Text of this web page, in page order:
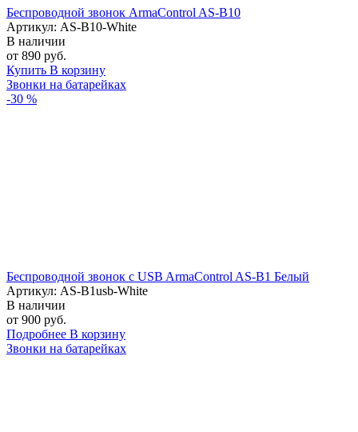
Беспроводной звонок ArmaControl AS-B10
Артикул: AS-B10-White
В наличии
от 890 руб.
Купить В корзину
Звонки на батарейках
-30 %
Беспроводной звонок с USB ArmaControl AS-B1 Белый
Артикул: AS-B1usb-White
В наличии
от 900 руб.
Подробнее В корзину
Звонки на батарейках